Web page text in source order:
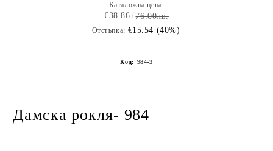
Каталожна цена:
€38.86 76.00лв.
Отстъпка: €15.54 (40%)
Код: 984-3
Дамска рокля- 984